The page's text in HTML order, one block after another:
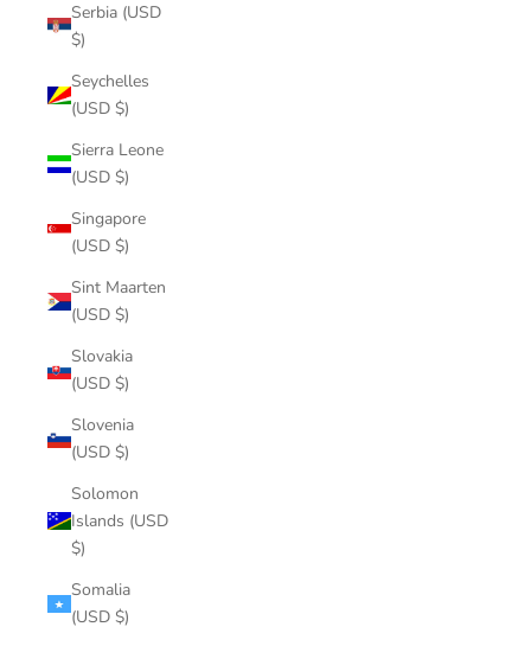
Serbia (USD
$)
Seychelles
(USD $)
Sierra Leone
(USD $)
Singapore
(USD $)
Sint Maarten
(USD $)
Slovakia
(USD $)
Slovenia
(USD $)
Solomon
Islands (USD
$)
Somalia
(USD $)